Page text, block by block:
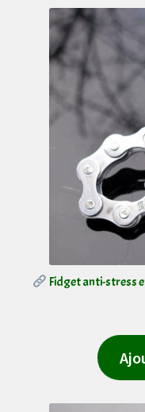
Fidget anti-stress